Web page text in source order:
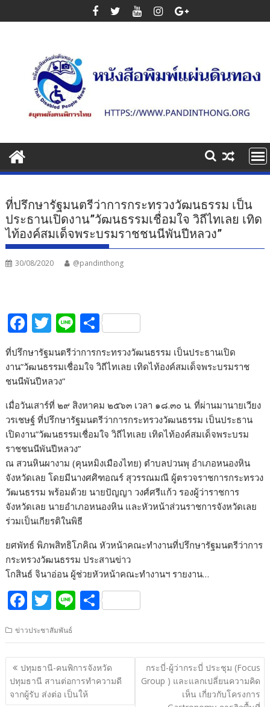
to
ที่ปรึกษารัฐมนตรีว่าการกระทรวงวัฒนธรรม เป็น
ประธานเปิดงาน”วัฒนธรรมเชื่อมใจ วิถีไทเลย เทิด
ไท้องค์สมเด็จพระบรมราชชนนีพันปีหลวง”
30/08/2020 @pandinthong
F
ac
e
b
o
o
k
T
w
itt
er
Li
e
S
ar
ที่ปรึกษารัฐมนตรีว่าการกระทรวงวัฒนธรรม เป็นประธานเปิด
งาน”วัฒนธรรมเชื่อมใจ วิถีไทเลย เทิดไท้องค์สมเด็จพระบรมราช
ชนนีพันปีหลวง”
เมื่อวันเสาร์ที่ ๒๙ สิงหาคม ๒๕๖๓ เวลา ๑๘.๓๐ น. ที่ผ่านมานายเวียง
วรเชษฐ์ ที่ปรึกษารัฐมนตรีว่าการกระทรวงวัฒนธรรม เป็นประธาน
เปิดงาน”วัฒนธรรมเชื่อมใจ วิถีไทเลย เทิดไท้องค์สมเด็จพระบรม
ราชชนนีพันปีหลวง”
ณ สวนหินผางาม (คุนหมิงเมืองไทย) ตำบลปวนพุ อำเภอหนองหิน
จังหวัดเลย โดยมีนางศศิฑอณร์ สุวรรณมณี ผู้ตรวจราชการกระทรวง
วัฒนธรรม พร้อมด้วย นายปัญญา วงศ์ศรีแก้ว รองผู้ว่าราชการ
จังหวัดเลย นายอำเภอหนองหิน และหัวหน้าส่วนราชการจังหวัดเลย
ร่วมเป็นเกียรติในพิธี
ยศพัทธ์ พิภพสิทธิโภคิณ หัวหน้าคณะทำงานที่ปรึกษารัฐมนตรีว่าการ
กระทรวงวัฒนธรรม ประสานข่าว
โกสินธ์ จินาอ่อน ผู้ช่วยหัวหน้าคณะทำงานฯ รายงาน…
F
e
b
o
o
T
itt
er
Li
e
S
ar
e
ข่าวประชาสัมพันธ์
แนะแนว
เรื่อง
ปทุมธานี-คนพิการจังหวัด
ปทุมธานี สานต่อการทำความดี
จากผู้รับ ส่งต่อ เป็นให้
กระบี่-ผู้ว่ากระบี่ ประชุม (Focus
Group ) และแลกเปลี่ยนความคิด
เห็น เกี่ยวกับโครงการ